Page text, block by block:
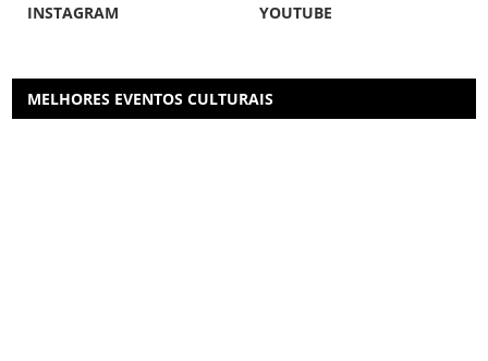
INSTAGRAM
YOUTUBE
MELHORES EVENTOS CULTURAIS